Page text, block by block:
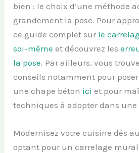
bien : le choix d’une méthode
grandement la pose. Pour
ce guide complet sur le
soi-même et découvrez les
la pose. Par ailleurs, vous
conseils notamment pour
une chape béton ici et pour
techniques à adopter dans une
Modernisez votre cuisine dès
optant pour un carrelage